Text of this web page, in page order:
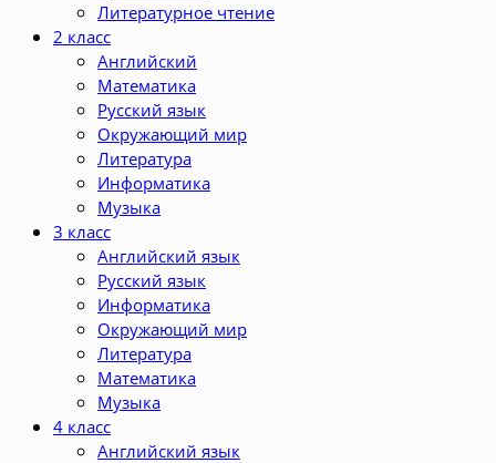
Литературное чтение
2 класс
Английский
Математика
Русский язык
Окружающий мир
Литература
Информатика
Музыка
3 класс
Английский язык
Русский язык
Информатика
Окружающий мир
Литература
Математика
Музыка
4 класс
Английский язык